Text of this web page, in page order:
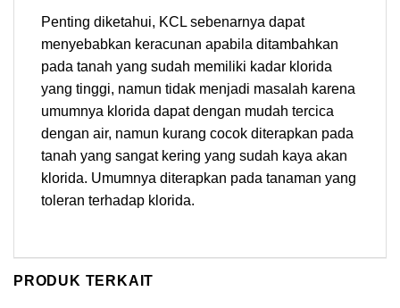
Penting diketahui, KCL sebenarnya dapat
menyebabkan keracunan apabila ditambahkan
pada tanah yang sudah memiliki kadar klorida
yang tinggi, namun tidak menjadi masalah karena
umumnya klorida dapat dengan mudah tercica
dengan air, namun kurang cocok diterapkan pada
tanah yang sangat kering yang sudah kaya akan
klorida. Umumnya diterapkan pada tanaman yang
toleran terhadap klorida.
PRODUK TERKAIT